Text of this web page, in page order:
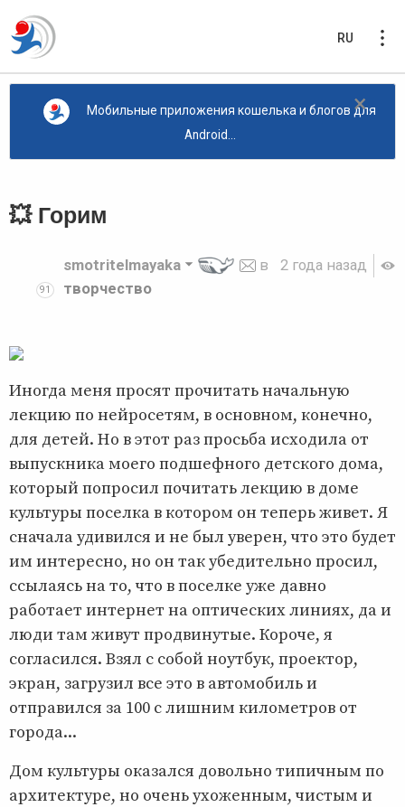
RU
×
Мобильные приложения кошелька и блогов для
Android...
💥 Горим
2 года назад
91
smotritelmayaka
в
творчество
Иногда меня просят прочитать начальную
лекцию по нейросетям, в основном, конечно,
для детей. Но в этот раз просьба исходила от
выпускника моего подшефного детского дома,
который попросил почитать лекцию в доме
культуры поселка в котором он теперь живет. Я
сначала удивился и не был уверен, что это будет
им интересно, но он так убедительно просил,
ссылаясь на то, что в поселке уже давно
работает интернет на оптических линиях, да и
люди там живут продвинутые. Короче, я
согласился. Взял с собой ноутбук, проектор,
экран, загрузил все это в автомобиль и
отправился за 100 с лишним километров от
города...
Дом культуры оказался довольно типичным по
архитектуре, но очень ухоженным, чистым и